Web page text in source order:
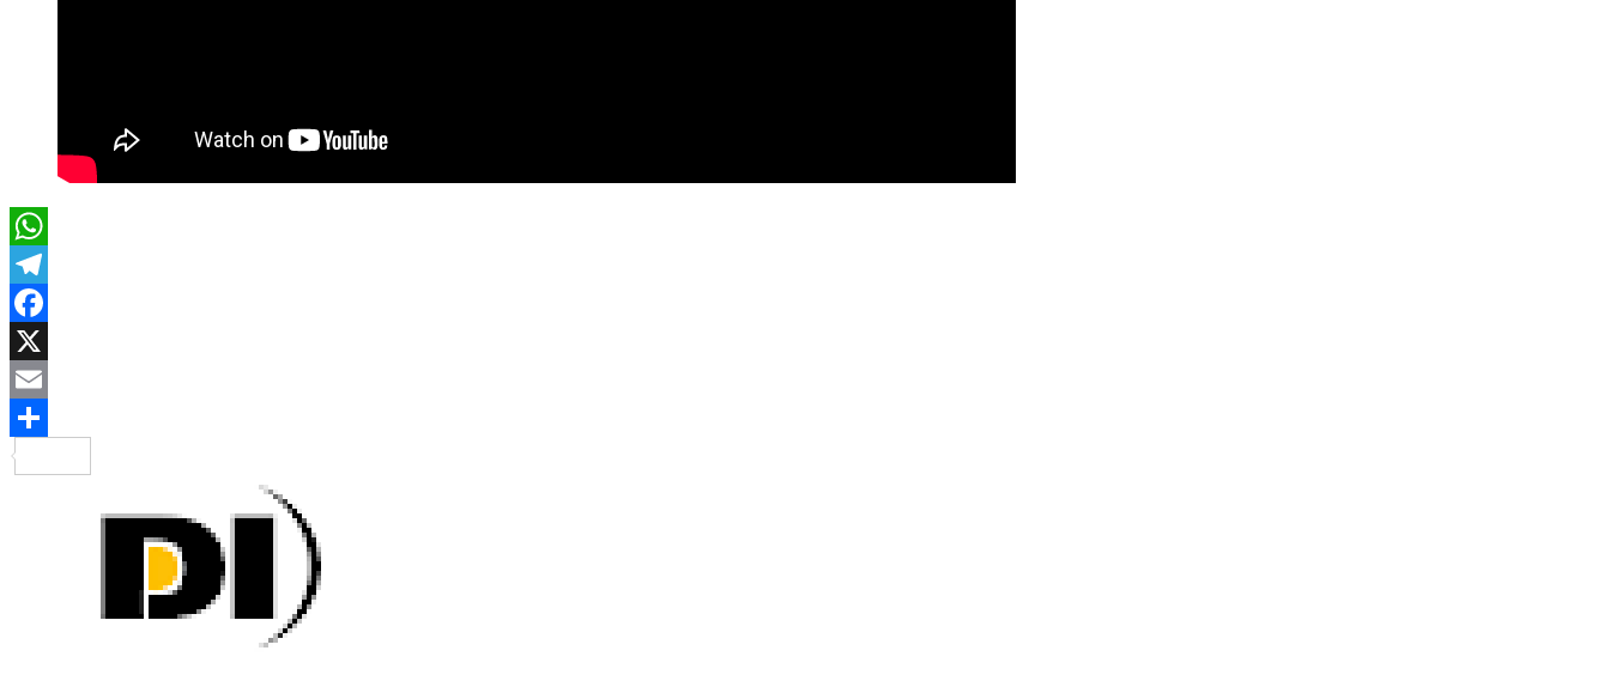
WhatsApp
Telegram
Facebook
X
Email